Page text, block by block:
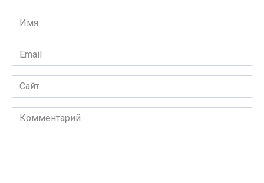
Имя
*
Email
*
Сайт
Комментарий